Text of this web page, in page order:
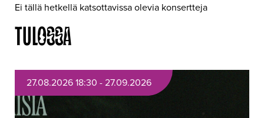
Ei tällä hetkellä katsottavissa olevia konsertteja
TULOSSA
27.08.2026 18:30 - 27.09.2026